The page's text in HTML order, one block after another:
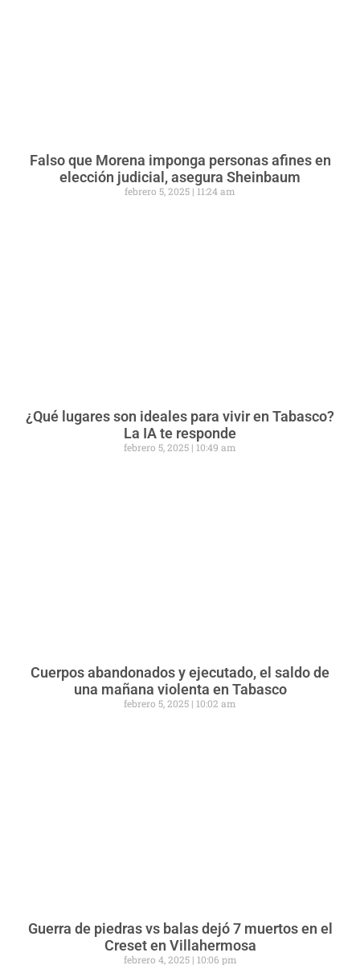
Falso que Morena imponga personas afines en
elección judicial, asegura Sheinbaum
febrero 5, 2025 11:24 am
¿Qué lugares son ideales para vivir en Tabasco?
La IA te responde
febrero 5, 2025 10:49 am
Cuerpos abandonados y ejecutado, el saldo de
una mañana violenta en Tabasco
febrero 5, 2025 10:02 am
Guerra de piedras vs balas dejó 7 muertos en el
Creset en Villahermosa
febrero 4, 2025 10:06 pm